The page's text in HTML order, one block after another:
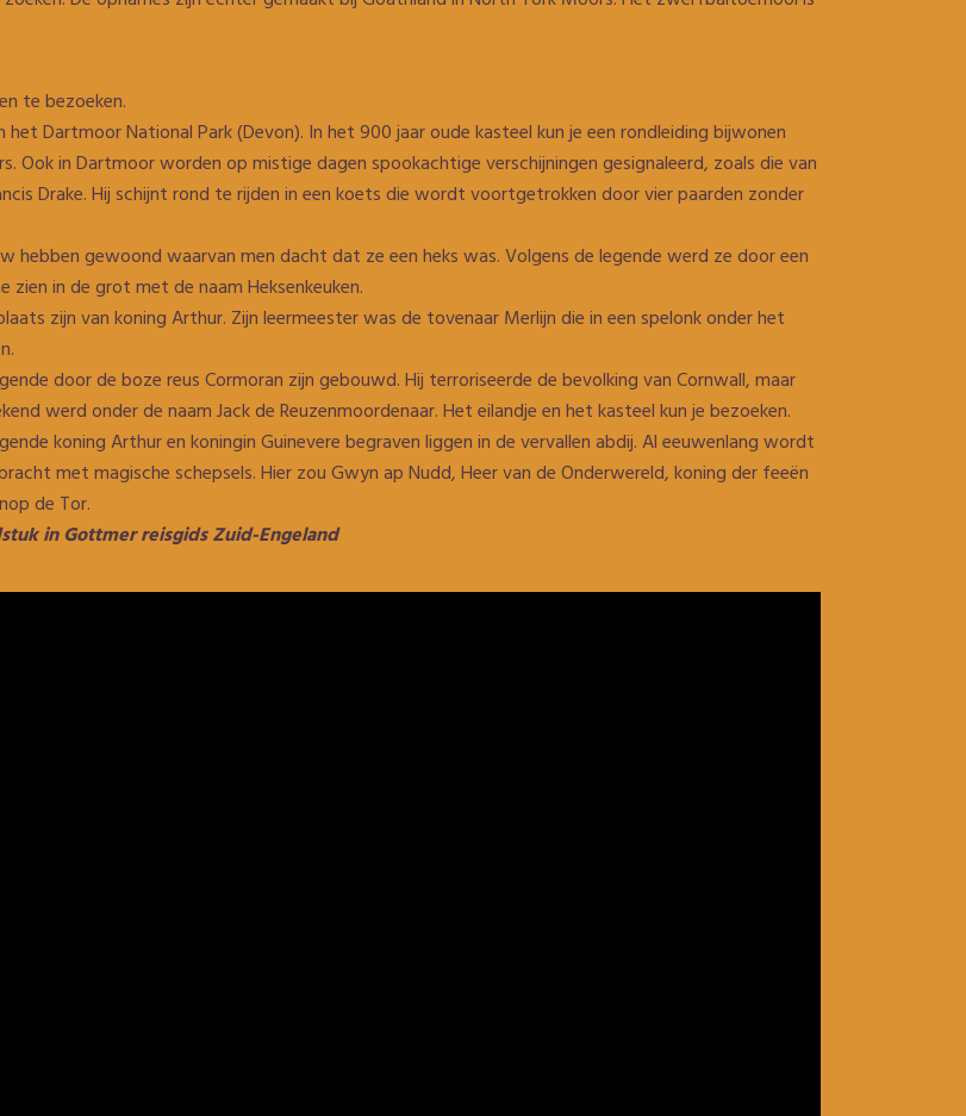
te bezoeken.
Dartmoor National Park (Devon). In het 900 jaar oude kasteel kun je een rondleiding bijwonen
in Dartmoor worden op mistige dagen spookachtige verschijningen gesignaleerd, zoals die van
Drake. Hij schijnt rond te rijden in een koets die wordt voortgetrokken door vier paarden zonder
hebben gewoond waarvan men dacht dat ze een heks was. Volgens de legende werd ze door een
in de grot met de naam Heksenkeuken.
zijn van koning Arthur. Zijn leermeester was de tovenaar Merlijn die in een spelonk onder het
door de boze reus Cormoran zijn gebouwd. Hij terroriseerde de bevolking van Cornwall, maar
werd onder de naam Jack de Reuzenmoordenaar. Het eilandje en het kasteel kun je bezoeken.
koning Arthur en koningin Guinevere begraven liggen in de vervallen abdij. Al eeuwenlang wordt
met magische schepsels. Hier zou Gwyn ap Nudd, Heer van de Onderwereld, koning der feeën
de Tor.
in Gottmer reisgids Zuid-Engeland